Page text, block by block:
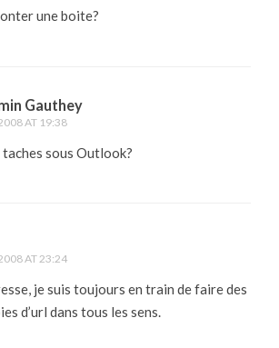
une boite?
Gauthey
AT 19:38
sous Outlook?
AT 23:24
je suis toujours en train de faire des
d’url dans tous les sens.